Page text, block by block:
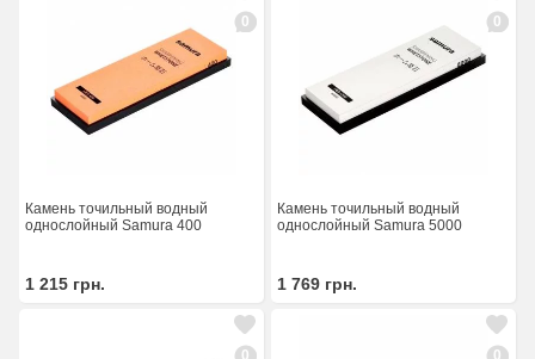
0
Камень точильный водный
однослойный Samura 400
1 215 грн.
0
Камень точильный водный
однослойный Samura 5000
1 769 грн.
0 0